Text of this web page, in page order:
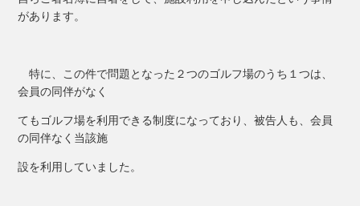
があります。
特に、この件で問題となった２つのゴルフ場のうち１つは、
会員の同伴がなく
てもゴルフ場を利用できる制度になっており、被告人も、会員
の同伴なく当該施
設を利用していました。